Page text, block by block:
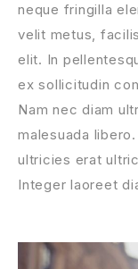
neque fringilla
velit metus,
elit. In
ex sollicitudin
Nam nec diam
malesuada
ultricies erat
Integer laoreet